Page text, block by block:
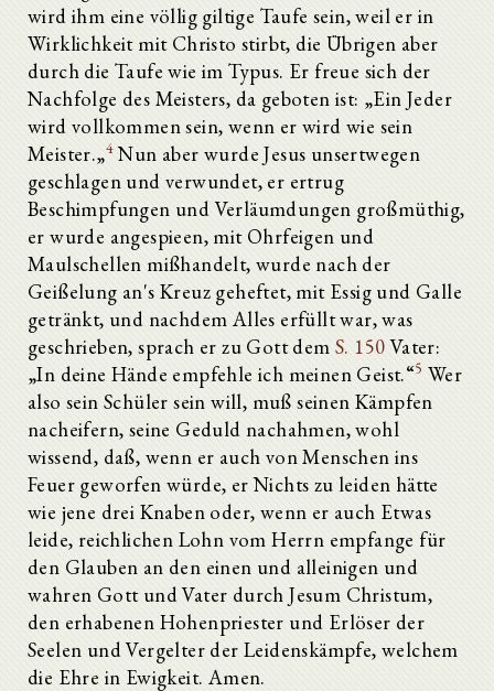
wird ihm eine völlig giltige Taufe sein, weil er in
Wirklichkeit mit Christo stirbt, die Übrigen aber
durch die Taufe wie im Typus. Er freue sich der
Nachfolge des Meisters, da geboten ist: „Ein Jeder
wird vollkommen sein, wenn er wird wie sein
Meister.„4Nun aber wurde Jesus unsertwegen
geschlagen und verwundet, er ertrug
Beschimpfungen und Verläumdungen großmüthig,
er wurde angespieen, mit Ohrfeigen und
Maulschellen mißhandelt, wurde nach der
Geißelung an's Kreuz geheftet, mit Essig und Galle
getränkt, und nachdem Alles erfüllt war, was
geschrieben, sprach er zu Gott dem S. 150Vater:
„In deine Hände empfehle ich meinen Geist.“5 Wer
also sein Schüler sein will, muß seinen Kämpfen
nacheifern, seine Geduld nachahmen, wohl
wissend, daß, wenn er auch von Menschen ins
Feuer geworfen würde, er Nichts zu leiden hätte
wie jene drei Knaben oder, wenn er auch Etwas
leide, reichlichen Lohn vom Herrn empfange für
den Glauben an den einen und alleinigen und
wahren Gott und Vater durch Jesum Christum,
den erhabenen Hohenpriester und Erlöser der
Seelen und Vergelter der Leidenskämpfe, welchem
die Ehre in Ewigkeit. Amen.